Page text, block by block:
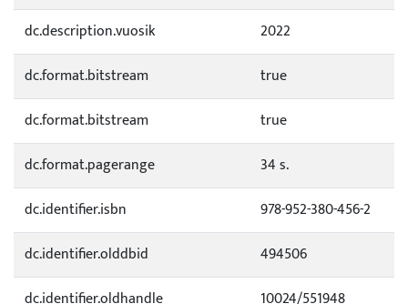
dc.description.vuosik
2022
dc.format.bitstream
true
dc.format.bitstream
true
dc.format.pagerange
34 s.
dc.identifier.isbn
978-952-380-456-2
dc.identifier.olddbid
494506
dc.identifier.oldhandle
10024/551948